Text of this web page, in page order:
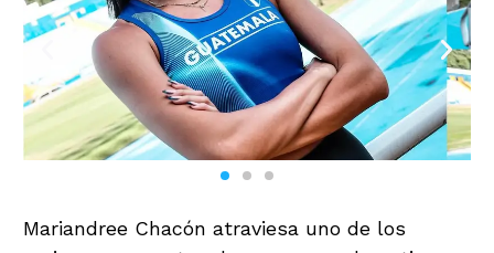
Mariandree Chacón atraviesa uno de los